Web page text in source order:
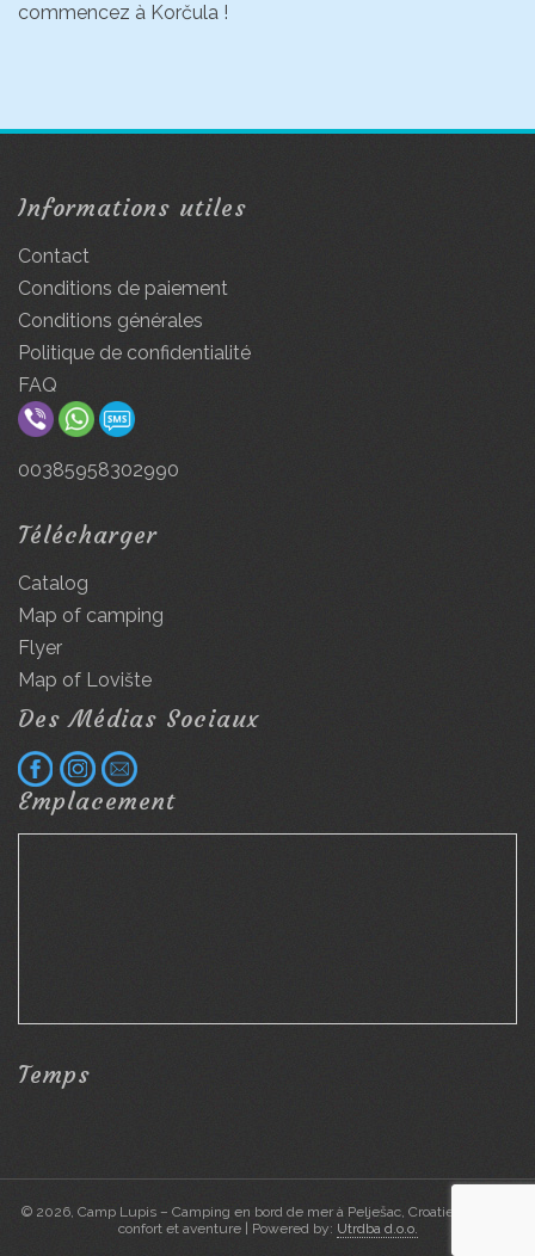
commencez à Korčula !
Informations utiles
Contact
Conditions de paiement
Conditions générales
Politique de confidentialité
FAQ
00385958302990
Télécharger
Catalog
Map of camping
Flyer
Map of Lovište
Des Médias Sociaux
Emplacement
Temps
© 2026, Camp Lupis – Camping en bord de mer à Pelješac, Croatie | Nature,
confort et aventure | Powered by: Utrdba d.o.o.